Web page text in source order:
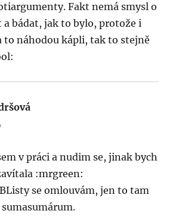
Fakt nemá smysl o
bádat, jak to bylo, protože i
to náhodou kápli, tak to stejně
v práci a nudim se, jinak bych
:mrgreen:
se omlouvám, jen to tam